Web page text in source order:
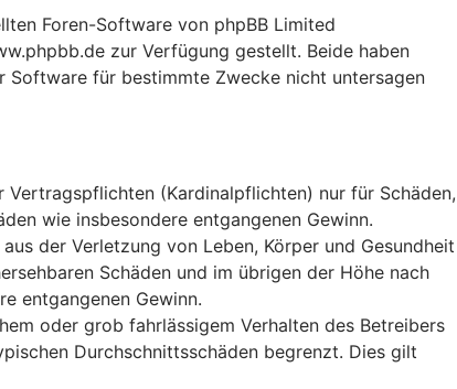
Foren-Software von phpBB Limited
zur Verfügung gestellt. Beide haben
Software für bestimmte Zwecke nicht untersagen
(Kardinalpflichten) nur für Schäden,
wie insbesondere entgangenen Gewinn.
der Verletzung von Leben, Körper und Gesundheit
Schäden und im übrigen der Höhe nach
entgangenen Gewinn.
oder grob fahrlässigem Verhalten des Betreibers
Durchschnittsschäden begrenzt. Dies gilt